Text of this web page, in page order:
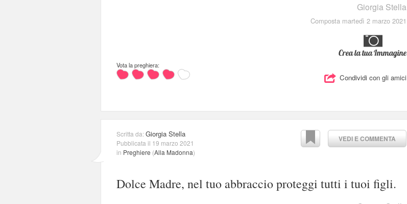
Giorgia Stella
Composta martedì 2 marzo 2021
Crea la tua Immagine
Vota la preghiera:
Condividi con gli amici
VEDI E COMMENTA
Scritta da:Giorgia Stella
Pubblicata il 19 marzo 2021
in Preghiere (Alla Madonna)
Dolce Madre, nel tuo abbraccio proteggi tutti i tuoi figli.